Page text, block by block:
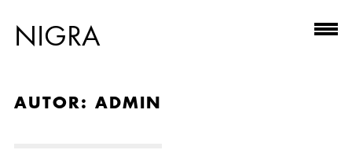
NIGRA
AUTOR: ADMIN